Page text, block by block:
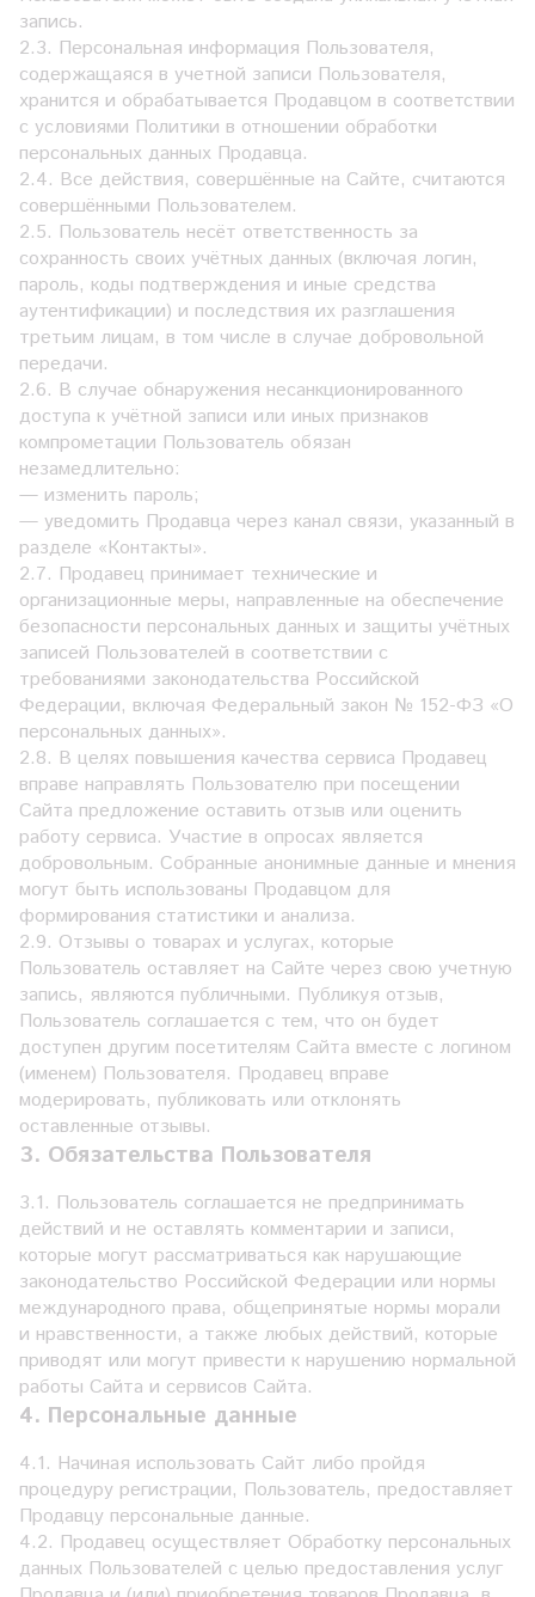
запись.
2.3. Персональная информация Пользователя,
содержащаяся в учетной записи Пользователя,
хранится и обрабатывается Продавцом в соответствии
с условиями Политики в отношении обработки
персональных данных Продавца.
2.4. Все действия, совершённые на Сайте, считаются
совершёнными Пользователем.
2.5. Пользователь несёт ответственность за
сохранность своих учётных данных (включая логин,
пароль, коды подтверждения и иные средства
аутентификации) и последствия их разглашения
третьим лицам, в том числе в случае добровольной
передачи.
2.6. В случае обнаружения несанкционированного
доступа к учётной записи или иных признаков
компрометации Пользователь обязан
незамедлительно:
— изменить пароль;
— уведомить Продавца через канал связи, указанный в
разделе «Контакты».
2.7. Продавец принимает технические и
организационные меры, направленные на обеспечение
безопасности персональных данных и защиты учётных
записей Пользователей в соответствии с
требованиями законодательства Российской
Федерации, включая Федеральный закон № 152-ФЗ «О
персональных данных».
2.8. В целях повышения качества сервиса Продавец
вправе направлять Пользователю при посещении
Сайта предложение оставить отзыв или оценить
работу сервиса. Участие в опросах является
добровольным. Собранные анонимные данные и мнения
могут быть использованы Продавцом для
формирования статистики и анализа.
2.9. Отзывы о товарах и услугах, которые
Пользователь оставляет на Сайте через свою учетную
запись, являются публичными. Публикуя отзыв,
Пользователь соглашается с тем, что он будет
доступен другим посетителям Сайта вместе с логином
(именем) Пользователя. Продавец вправе
модерировать, публиковать или отклонять
оставленные отзывы.
3. Обязательства Пользователя
3.1. Пользователь соглашается не предпринимать
действий и не оставлять комментарии и записи,
которые могут рассматриваться как нарушающие
законодательство Российской Федерации или нормы
международного права, общепринятые нормы морали
и нравственности, а также любых действий, которые
приводят или могут привести к нарушению нормальной
работы Сайта и сервисов Сайта.
4. Персональные данные
4.1. Начиная использовать Сайт либо пройдя
процедуру регистрации, Пользователь, предоставляет
Продавцу персональные данные.
4.2. Продавец осуществляет Обработку персональных
данных Пользователей с целью предоставления услуг